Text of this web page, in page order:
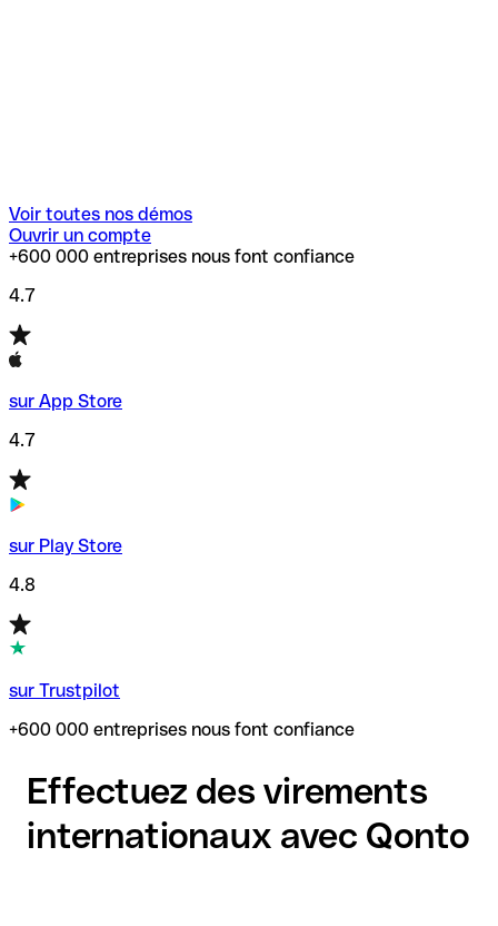
Voir toutes nos démos
Ouvrir un compte
+600 000 entreprises nous font confiance
4.7
sur App Store
4.7
sur Play Store
4.8
sur Trustpilot
+600 000 entreprises nous font confiance
Effectuez des virements
internationaux avec Qonto